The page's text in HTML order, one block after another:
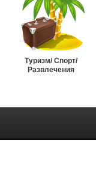
Туризм/ Спорт/
Развлечения